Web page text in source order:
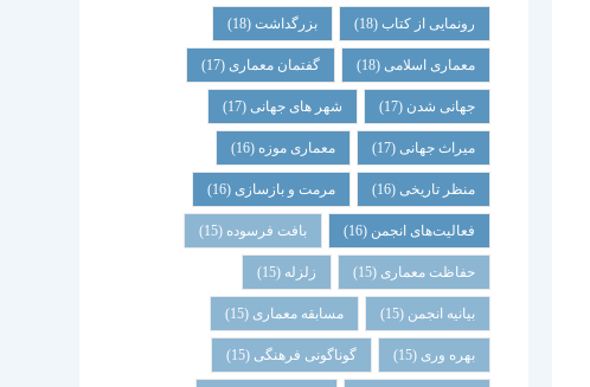
رونمایی از کتاب(18) بزرگداشت(18)
معماری اسلامی(18) گفتمان معماری(17)
جهانی شدن (17) شهر های جهانی(17)
میراث جهانی(17) معماری موزه (16)
منظر تاریخی(16) مرمت و بازسازی(16)
فعالیت‌های انجمن (16) بافت فرسوده (15)
حفاظت معماری (15) زلزله (15)
بیانیه انجمن (15) مسابقه معماری (15)
بهره وری (15) گوناگونی فرهنگی (15)